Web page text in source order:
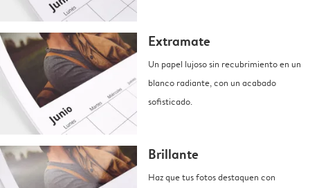
Extramate
Un papel lujoso sin recubrimiento en un
blanco radiante, con un acabado
sofisticado.
Brillante
Haz que tus fotos destaquen con